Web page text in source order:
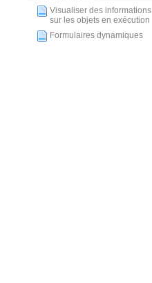
Visualiser des informations
sur les objets en exécution
Formulaires dynamiques